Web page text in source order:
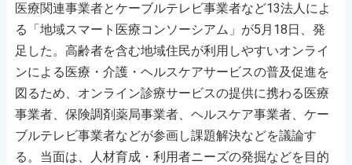
医療関連事業者とケーブルテレビ事業者など13法人によ
る「地域スマート医療コンソーシアム」が5月18日、発
足した。高齢者を含む地域住民が利用しやすいオンライ
ンによる医療・介護・ヘルスケアサービスの普及促進を
図るため、オンライン診療サービスの提供に携わる医療
事業者、保険調剤薬局事業者、ヘルスケア事業者、ケー
ブルテレビ事業者などが参画し課題解決などを議論す
る。当面は、人材育成・利用者ニーズの発掘などを目的